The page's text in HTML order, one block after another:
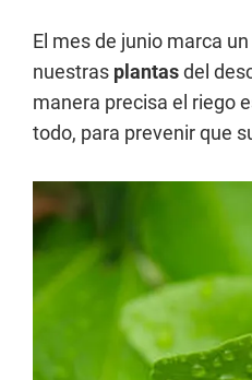
El mes de junio marca
nuestras plantasdel
manera precisa el riego
todo, para prevenir que